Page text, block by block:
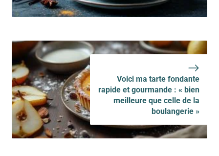
Voici ma tarte fondante
rapide et gourmande : « bien
meilleure que celle de la
boulangerie »